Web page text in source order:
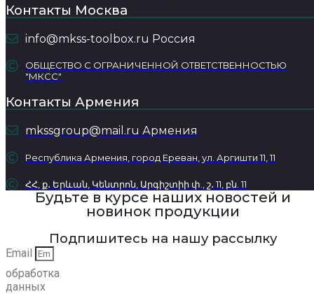
Контакты Москва
info@mkss-toolbox.ru Россия
ОБЩЕСТВО С ОГРАНИЧЕННОЙ ОТВЕТСТВЕННОСТЬЮ
"МКСС"
Контакты Армения
mkssgroup@mail.ru Армения
Республика Армения, город Ереван, ул. Аргишти 11, 11
ՀՀ, ք․ Երևան, Կենտրոն, Արգիշտիի փ., շ․ 11, բն. 11
Будьте в курсе наших новостей и
новинок продукции
Подпишитесь на нашу рассылку
Email
обработка
данных